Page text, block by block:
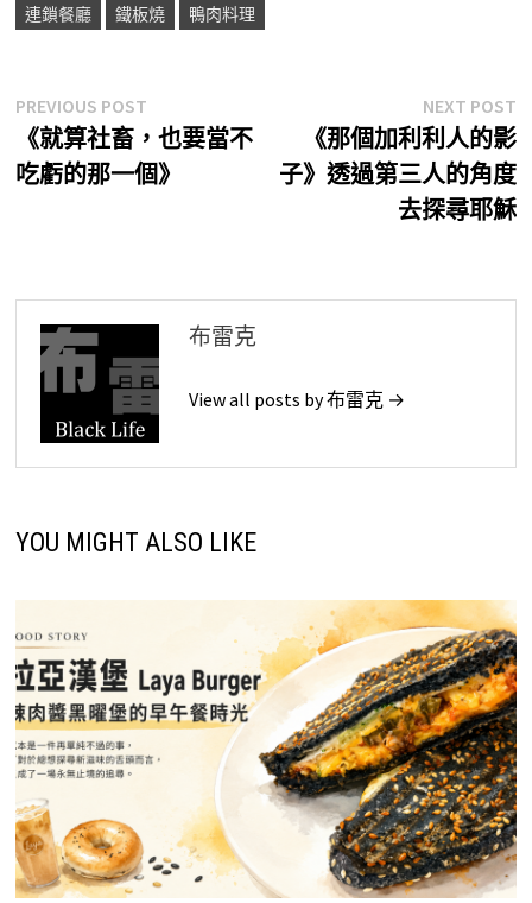
連鎖餐廳 鐵板燒 鴨肉料理
文
章
導
PREVIOUS POSTPrevious
post:
《就算社畜，也要當不
吃虧的那一個》
NEXT POST
《那個加利利人的影
子》透過第三人的角度
去探尋耶穌
布雷克
View all posts by 布雷克 →
YOU MIGHT ALSO LIKE